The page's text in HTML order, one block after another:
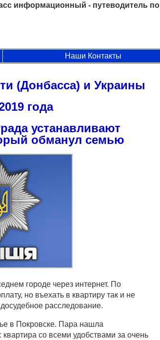
информационный - путеводитель
Наши Контакты
(Донбасса) и Украины
года
устанавливают
обманул семью
городе через интернет. По
но въехать в квартиру так и не
расследование.
в Покровске. Пара нашла
со всеми удобствами за очень